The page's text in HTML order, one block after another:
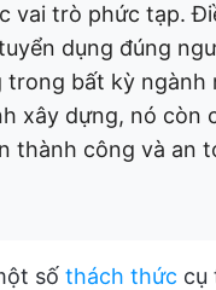
vai trò phức tạp.
dụng đúng
trong bất kỳ ngành
xây dựng, nó còn
thành công và an
số thách thức cụ